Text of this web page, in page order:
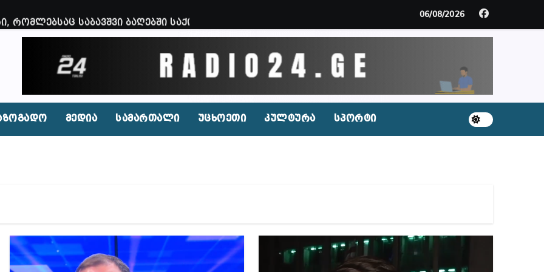
რომლებსაც საბავშვი ბაღებში საქონლის ხორცის ნაცვლად ცხენის ხორცი შეჰქონდათ
ნამდვილად არის რეაგირება საჭირო კოორდინირებულ შეტევაზე ჩვენი ეროვნული იდენტობის
ცხელ დღეებში? – დაავადებათა კონტროლის ცენტრის რეკომენდაციები
თაღლითური ფულადი შეთავაზებები?
შექმნან მდინარაძის სამინისტრო – გია ხუხაშვილი
ელჩის მოვალეობას ემი დიასი შეასრულებს
კვლავ თინა ბერძენიშვილი აირჩიეს
06/08/2026
მედია სამართალი უცხოეთი კულტურა სპორტი